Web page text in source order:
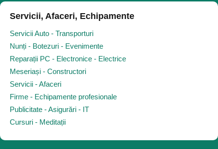
Servicii, Afaceri, Echipamente
Servicii Auto - Transporturi
Nunți - Botezuri - Evenimente
Reparații PC - Electronice - Electrice
Meseriași - Constructori
Servicii - Afaceri
Firme - Echipamente profesionale
Publicitate - Asigurări - IT
Cursuri - Meditații